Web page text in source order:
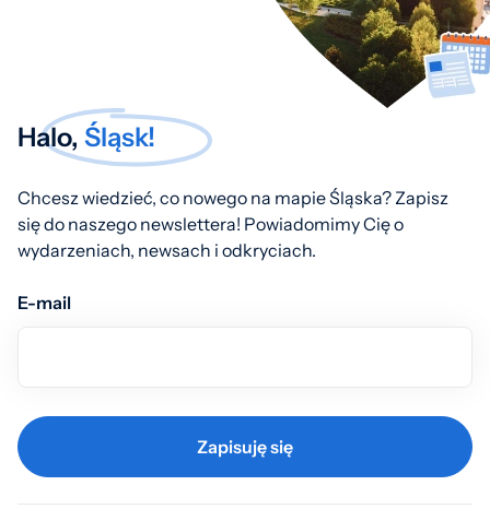
Halo, Śląsk!
Chcesz wiedzieć, co nowego na mapie Śląska? Zapisz
się do naszego newslettera! Powiadomimy Cię o
wydarzeniach, newsach i odkryciach.
E-mail
Zapisuję się